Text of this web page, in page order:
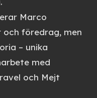
Marco
och föredrag, men
– unika
med
och Mejt